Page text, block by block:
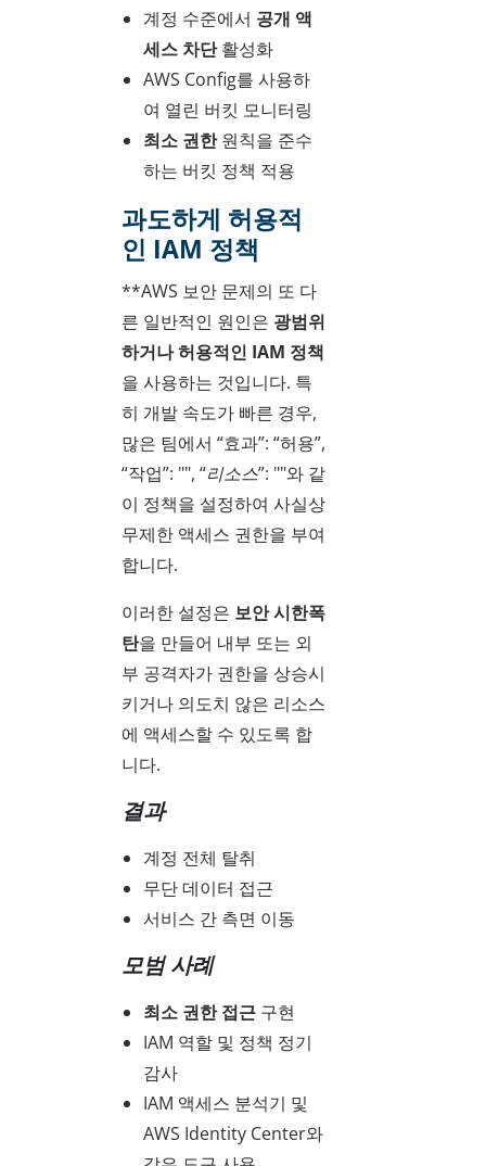
계정 수준에서 공개 액
세스 차단활성화
AWS Config를 사용하
여 열린 버킷 모니터링
최소 권한원칙을 준수
하는 버킷 정책 적용
과도하게 허용적
인 IAM 정책
**AWS 보안 문제의 또 다
른 일반적인 원인은 광범위
하거나 허용적인 IAM 정책
을 사용하는 것입니다. 특
히 개발 속도가 빠른 경우,
많은 팀에서 “효과”: “허용”,
“작업”: "", “리소스”: ""와 같
이 정책을 설정하여 사실상
무제한 액세스 권한을 부여
합니다.
이러한 설정은 보안 시한폭
탄을 만들어 내부 또는 외
부 공격자가 권한을 상승시
키거나 의도치 않은 리소스
에 액세스할 수 있도록 합
니다.
결과
계정 전체 탈취
무단 데이터 접근
서비스 간 측면 이동
모범 사례
최소 권한 접근 구현
IAM 역할 및 정책 정기
감사
IAM 액세스 분석기 및
AWS Identity Center와